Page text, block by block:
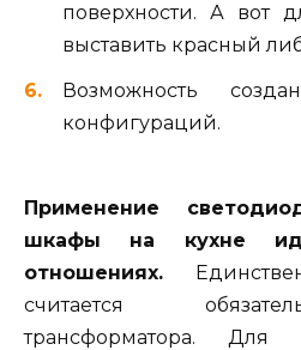
поверхности. А вот
выставить красный
Возможность
конфигураций.
Применение
шкафы на кухне
отношениях.
считается
трансформатора. Для